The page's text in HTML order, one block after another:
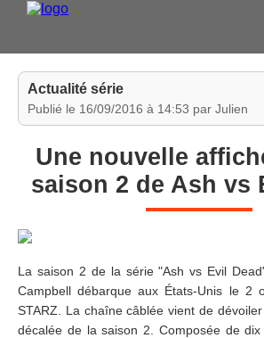
Actualité série
Publié le 16/09/2016 à 14:53 par Julien
Une nouvelle
saison 2 de Ash vs
La saison 2 de la série "Ash vs Evil
Campbell débarque aux États-Unis le 2
STARZ. La chaîne câblée vient de
décalée de la saison 2. Composée de dix